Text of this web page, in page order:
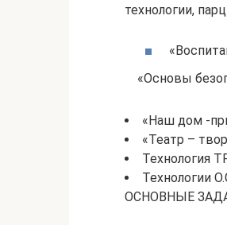
технологии,
«Основы
«Наш дом -
«Театр –
Технология
Технологии
ОСНОВНЫЕ